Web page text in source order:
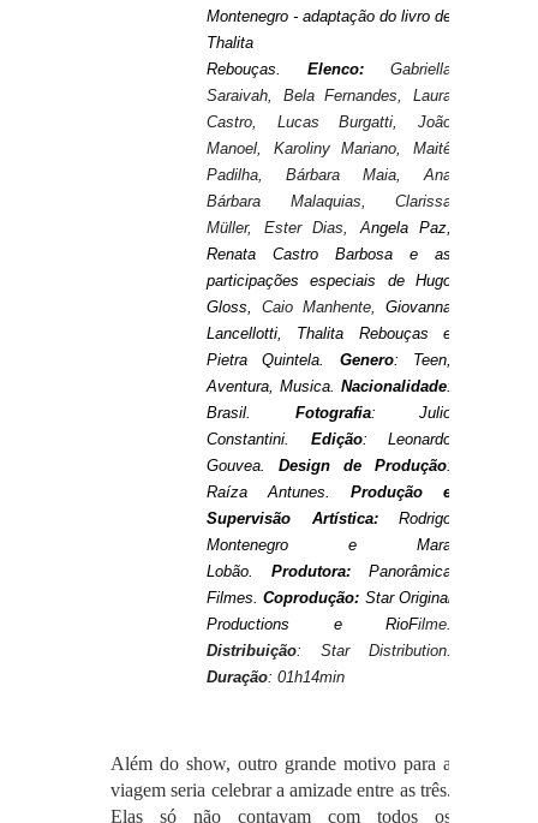
Montenegro - adaptação do livro de
Thalita
Rebouças. Elenco: Gabriella
Saraivah, Bela Fernandes, Laura
Castro, Lucas Burgatti, João
Manoel, Karoliny Mariano, Maitê
Padilha, Bárbara Maia, Ana
Bárbara Malaquias, Clarissa
Müller, Ester Dias, Angela Paz,
Renata Castro Barbosa e as
participações especiais de Hugo
Gloss, Caio Manhente,
Giovanna
Lancellotti, Thalita Rebouças e
Pietra Quintela. Genero: Teen,
Aventura, Musica. Nacionalidade:
Brasil. Fotografia: Julio
Constantini. Edição: Leonardo
Gouvea. Design de Produção:
Raíza Antunes. Produção e
Supervisão Artística:Rodrigo
Montenegro e Mara
Lobão. Produtora: Panorâmica
Filmes.Coprodução: Star Original
Productions e RioFilme.
Distribuição: Star Distribution.
Duração: 01h14min
Além do show, outro grande motivo para a
viagem seria celebrar a amizade entre as três.
Elas só não contavam com todos os